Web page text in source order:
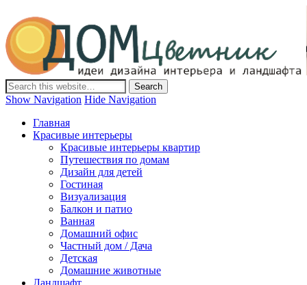
Дом-Цветник
Дизайн интерьера и ландшафта, декор и обустройство дома.
Идеи со всего мира.
Show Navigation Hide Navigation
Главная
Красивые интерьеры
Красивые интерьеры квартир
Путешествия по домам
Дизайн для детей
Гостиная
Визуализация
Балкон и патио
Ванная
Домашний офис
Частный дом / Дача
Детская
Домашние животные
Ландшафт